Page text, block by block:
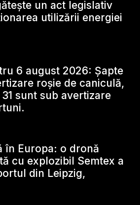
un act legislativ
utilizării energiei
6 august 2026: Șapte
roșie de caniculă,
sunt sub avertizare
în Europa: o dronă
cu explozibil Semtex a
din Leipzig,